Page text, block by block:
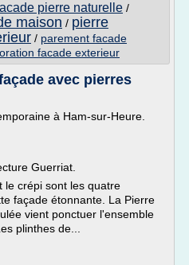
pierre naturelle /
maison / pierre
/ parement facade
facade exterieur
avec pierres
à Ham-sur-Heure.
Guerriat.
le crépi sont les quatre
façade étonnante. La Pierre
vient ponctuer l'ensemble
plinthes de...